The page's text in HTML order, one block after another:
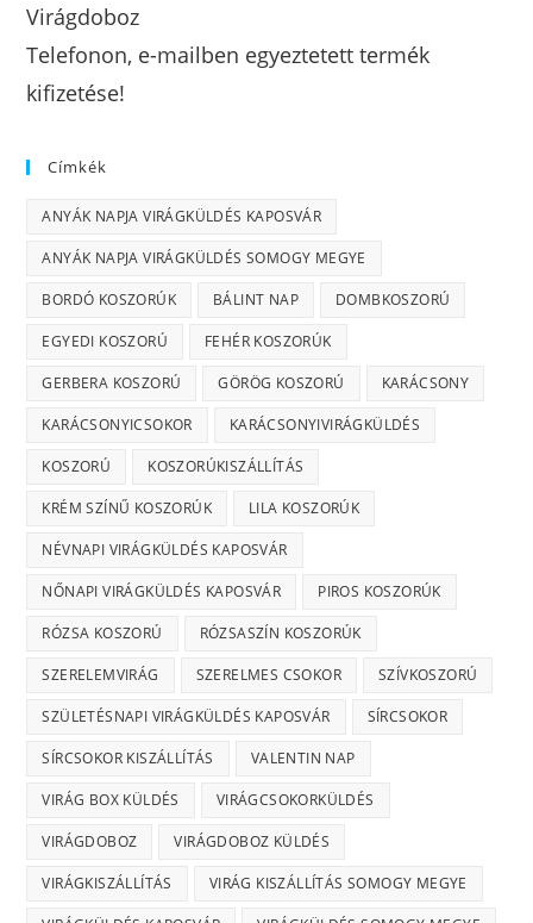
Virágdoboz
Telefonon, e-mailben egyeztetett termék
kifizetése!
Címkék
ANYÁK NAPJA VIRÁGKÜLDÉS KAPOSVÁR
ANYÁK NAPJA VIRÁGKÜLDÉS SOMOGY MEGYE
BORDÓ KOSZORÚK BÁLINT NAP DOMBKOSZORÚ
EGYEDI KOSZORÚ FEHÉR KOSZORÚK
GERBERA KOSZORÚ GÖRÖG KOSZORÚ KARÁCSONY
KARÁCSONYICSOKOR KARÁCSONYIVIRÁGKÜLDÉS
KOSZORÚ KOSZORÚKISZÁLLÍTÁS
KRÉM SZÍNŰ KOSZORÚK LILA KOSZORÚK
NÉVNAPI VIRÁGKÜLDÉS KAPOSVÁR
NŐNAPI VIRÁGKÜLDÉS KAPOSVÁR PIROS KOSZORÚK
RÓZSA KOSZORÚ RÓZSASZÍN KOSZORÚK
SZERELEMVIRÁG SZERELMES CSOKOR SZÍVKOSZORÚ
SZÜLETÉSNAPI VIRÁGKÜLDÉS KAPOSVÁR SÍRCSOKOR
SÍRCSOKOR KISZÁLLÍTÁS VALENTIN NAP
VIRÁG BOX KÜLDÉS VIRÁGCSOKORKÜLDÉS
VIRÁGDOBOZ VIRÁGDOBOZ KÜLDÉS
VIRÁGKISZÁLLÍTÁS VIRÁG KISZÁLLÍTÁS SOMOGY MEGYE